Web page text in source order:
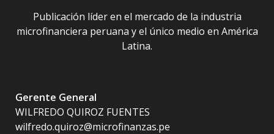
Publicación líder en el mercado de la industria
microfinanciera peruana y el único medio en América
Latina.
Gerente General
WILFREDO QUIROZ FUENTES
wilfredo.quiroz@microfinanzas.pe